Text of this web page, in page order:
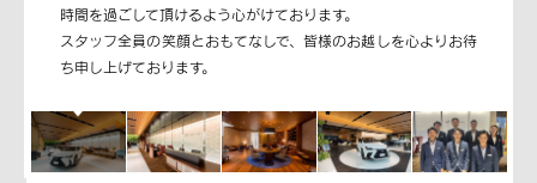
時間を過ごして頂けるよう心がけております。
スタッフ全員の笑顔とおもてなしで、皆様のお越しを心よりお待
ち申し上げております。